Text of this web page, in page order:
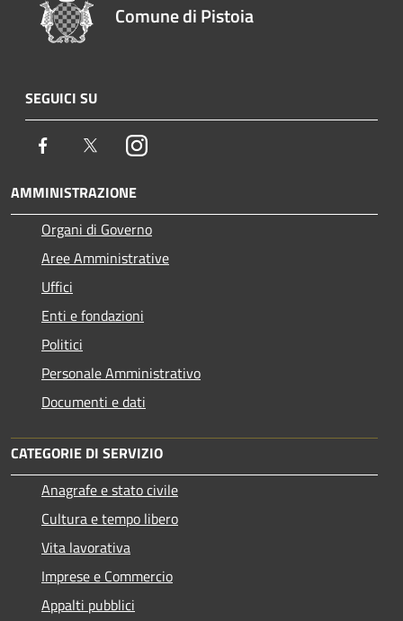
Comune di Pistoia
SEGUICI SU
Facebook TwitterInstagram
AMMINISTRAZIONE
Organi di Governo
Aree Amministrative
Uffici
Enti e fondazioni
Politici
Personale Amministrativo
Documenti e dati
CATEGORIE DI SERVIZIO
Anagrafe e stato civile
Cultura e tempo libero
Vita lavorativa
Imprese e Commercio
Appalti pubblici